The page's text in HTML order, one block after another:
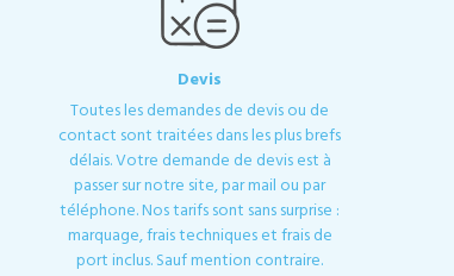
Devis
Toutes les demandes de devis ou de
contact sont traitées dans les plus brefs
délais. Votre demande de devis est à
passer sur notre site, par mail ou par
téléphone. Nos tarifs sont sans surprise :
marquage, frais techniques et frais de
port inclus. Sauf mention contraire.